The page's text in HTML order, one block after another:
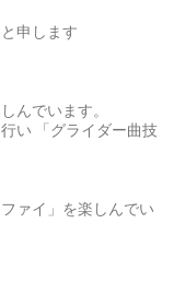
申します
んでいます。
い 「グライダー曲技
ァイ」を楽しんでい